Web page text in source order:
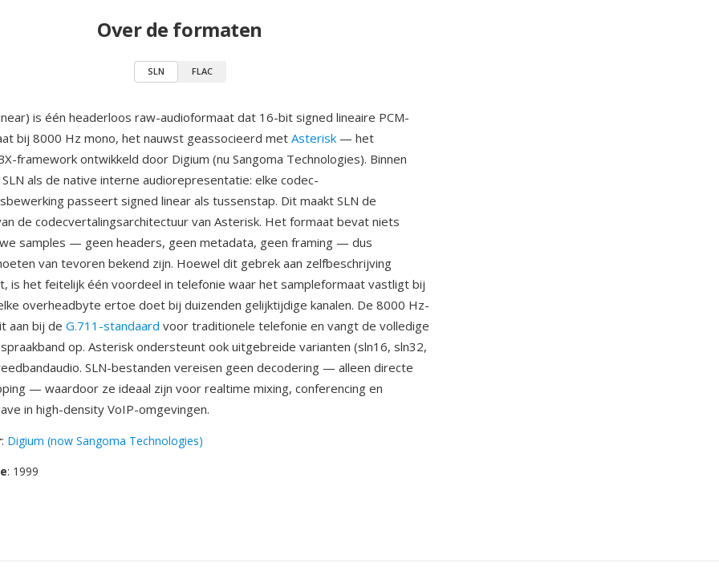
Over de formaten
SLN FLAC
is één headerloos raw-audioformaat dat 16-bit signed lineaire PCM-
bij 8000 Hz mono, het nauwst geassocieerd met Asterisk — het
framework ontwikkeld door Digium (nu Sangoma Technologies). Binnen
als de native interne audiorepresentatie: elke codec-
passeert signed linear als tussenstap. Dit maakt SLN de
de codecvertalingsarchitectuur van Asterisk. Het formaat bevat niets
samples — geen headers, geen metadata, geen framing — dus
van tevoren bekend zijn. Hoewel dit gebrek aan zelfbeschrijving
is het feitelijk één voordeel in telefonie waar het sampleformaat vastligt bij
overheadbyte ertoe doet bij duizenden gelijktijdige kanalen. De 8000 Hz-
aan bij de G.711-standaard voor traditionele telefonie en vangt de volledige
op. Asterisk ondersteunt ook uitgebreide varianten (sln16, sln32,
SLN-bestanden vereisen geen decodering — alleen directe
— waardoor ze ideaal zijn voor realtime mixing, conferencing en
in high-density VoIP-omgevingen.
: Digium (now Sangoma Technologies)
: 1999